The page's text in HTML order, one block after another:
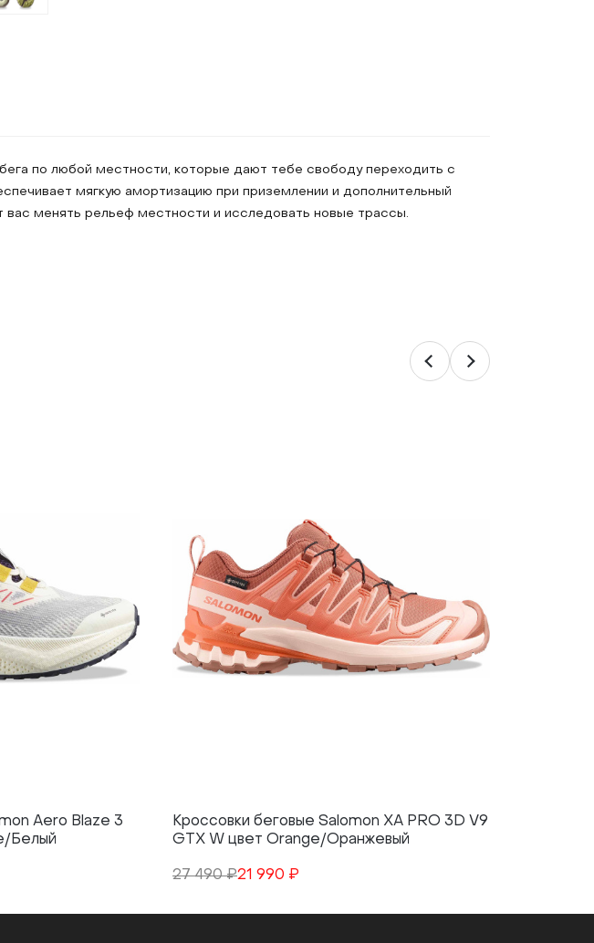
по любой местности, которые дают тебе свободу переходить с
мягкую амортизацию при приземлении и дополнительный
менять рельеф местности и исследовать новые трассы.
Aero Blaze 3
Белый
Кроссовки беговые Salomon XA PRO 3D V9
GTX W цвет Orange/Оранжевый
27 490 ₽21 990 ₽